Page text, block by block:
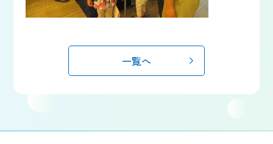
一覧へ